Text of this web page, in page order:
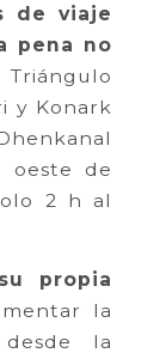
de viaje
pena no
y Konark
oeste de
2 h al
propia
la
la